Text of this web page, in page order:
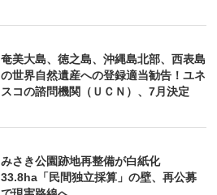
奄美大島、徳之島、沖縄島北部、西表島
の世界自然遺産への登録適当勧告！ユネ
スコの諮問機関（ＵＣＮ）、7月決定
みさき公園跡地再整備が白紙化
33.8ha「民間独立採算」の壁、再公募